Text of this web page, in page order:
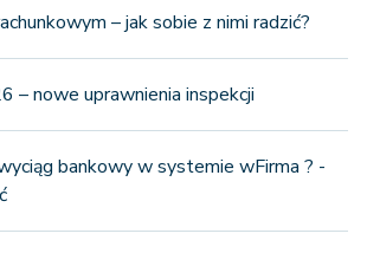
– jak sobie z nimi radzić?
– nowe uprawnienia inspekcji
bankowy w systemie wFirma ? -